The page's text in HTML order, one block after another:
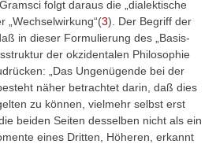
folgt daraus die „dialektische
„Wechselwirkung“(3). Der Begriff der
in dieser Formulierung des „Basis-
der okzidentalen Philosophie
„Das Ungenügende bei der
näher betrachtet darin, daß dies
zu können, vielmehr selbst erst
beiden Seiten desselben nicht als ein
eines Dritten, Höheren, erkannt